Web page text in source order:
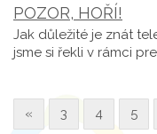
POZOR, HOŘÍ!
Jak důležité je znát
jsme si řekli v rámci
« 3 4 5